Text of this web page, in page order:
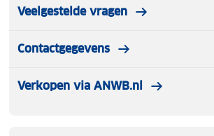
Veelgestelde vragen
Contactgegevens
Verkopen via ANWB.nl